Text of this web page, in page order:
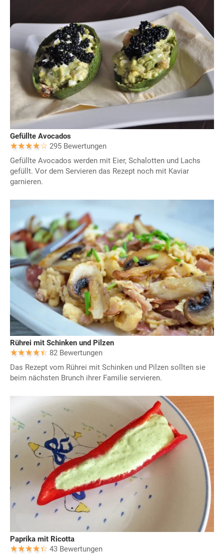
Gefüllte Avocados
295 Bewertungen
Gefüllte Avocados werden mit Eier, Schalotten und Lachs
gefüllt. Vor dem Servieren das Rezept noch mit Kaviar
garnieren.
Rührei mit Schinken und Pilzen
82 Bewertungen
Das Rezept vom Rührei mit Schinken und Pilzen sollten sie
beim nächsten Brunch ihrer Familie servieren.
Paprika mit Ricotta
43 Bewertungen